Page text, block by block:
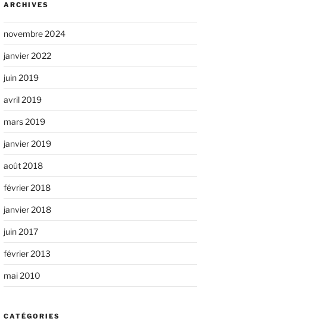
ARCHIVES
novembre 2024
janvier 2022
juin 2019
avril 2019
mars 2019
janvier 2019
août 2018
février 2018
janvier 2018
juin 2017
février 2013
mai 2010
CATÉGORIES